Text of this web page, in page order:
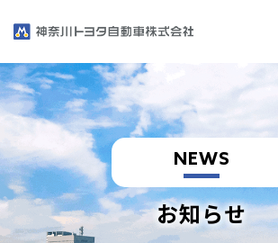
NEWS
お知らせ